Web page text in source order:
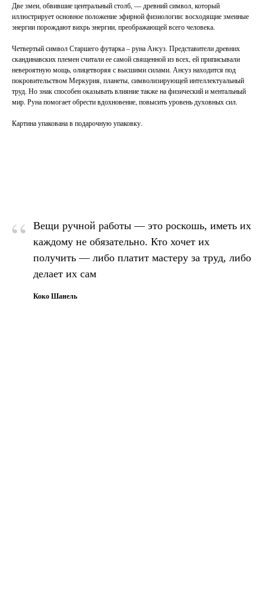
Две змеи, обвившие центральный столб, — древний символ, который
иллюстрирует основное положение эфирной физиологии: восходящие змеиные
энергии порождают вихрь энергии, преображающей всего человека.
Четвертый символ Старшего футарка – руна Ансуз. Представители древних
скандинавских племен считали ее самой священной из всех, ей приписывали
невероятную мощь, олицетворяя с высшими силами. Ансуз находится под
покровительством Меркурия, планеты, символизирующей интеллектуальный
труд. Но знак способен оказывать влияние также на физический и ментальный
мир. Руна помогает обрести вдохновение, повысить уровень духовных сил.
Картина упакована в подарочную упаковку.
“
Вещи ручной работы — это роскошь, иметь их
каждому не обязательно. Кто хочет их
получить — либо платит мастеру за труд, либо
делает их сам
Коко Шанель